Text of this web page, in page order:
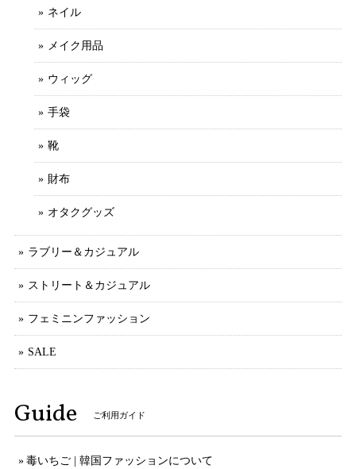
ネイル
メイク用品
ウィッグ
手袋
靴
財布
オタクグッズ
ラブリー＆カジュアル
ストリート＆カジュアル
フェミニンファッション
SALE
Guide ご利用ガイド
毒いちご | 韓国ファッションについて